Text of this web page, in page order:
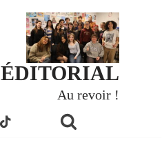
ÉDITORIAL
Au revoir !